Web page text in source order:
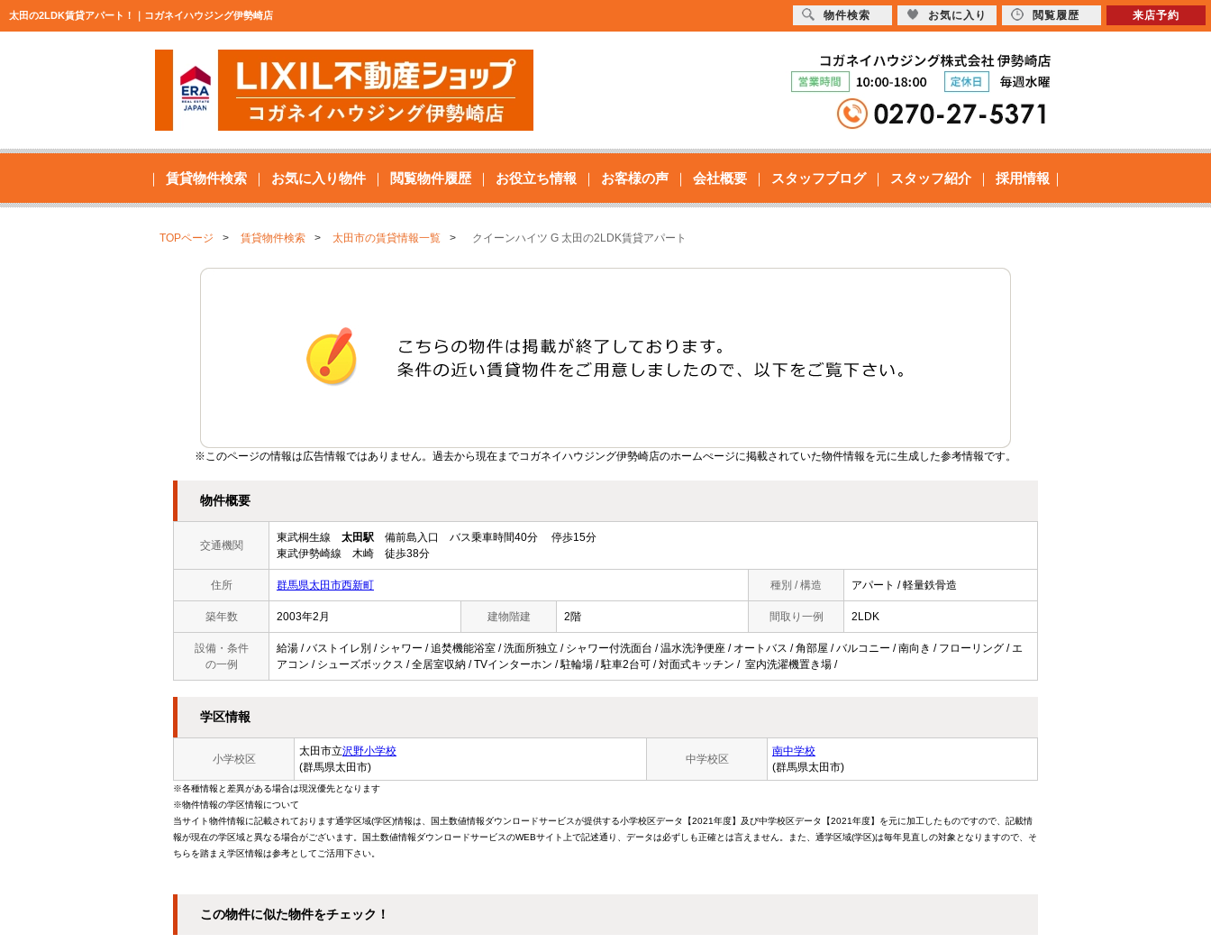
太田の2LDK賃貸アパート！｜コガネイハウジング伊勢崎店
賃貸物件検索 お気に入り物件 閲覧物件履歴 お役立ち情報 お客様の声 会社概要 スタッフブログ スタッフ紹介 採用情報
TOPページ 賃貸物件検索 太田市の賃貸情報一覧 クイーンハイツ G 太田の2LDK賃貸アパート
※このページの情報は広告情報ではありません。過去から現在までコガネイハウジング伊勢崎店のホームぺージに掲載されていた物件情報を元に生成した参考情報です。
物件概要
交通機関
東武桐生線 太田駅 備前島入口 バス乗車時間40分 停歩15分
東武伊勢崎線 木崎 徒歩38分
住所 群馬県太田市西新町 種別 / 構造 アパート / 軽量鉄骨造
築年数 2003年2月 建物階建 2階 間取り一例 2LDK
設備・条件
の一例
給湯 / バストイレ別 / シャワー / 追焚機能浴室 / 洗面所独立 / シャワー付洗面台 / 温水洗浄便座 / オートバス / 角部屋 / バルコニー / 南向き / フローリング / エ
アコン / シューズボックス / 全居室収納 / TVインターホン / 駐輪場 / 駐車2台可 / 対面式キッチン / 室内洗濯機置き場 /
学区情報
小学校区
太田市立沢野小学校
(群馬県太田市)
中学校区
南中学校
(群馬県太田市)
※各種情報と差異がある場合は現況優先となります
※物件情報の学区情報について
当サイト物件情報に記載されております通学区域(学区)情報は、国土数値情報ダウンロードサービスが提供する小学校区データ【2021年度】及び中学校区データ【2021年度】を元に加工したものですので、記載情
報が現在の学区域と異なる場合がございます。国土数値情報ダウンロードサービスのWEBサイト上で記述通り、データは必ずしも正確とは言えません。また、通学区域(学区)は毎年見直しの対象となりますので、そ
ちらを踏まえ学区情報は参考としてご活用下さい。
この物件に似た物件をチェック！
物件検索 お気に入り 閲覧履歴 来店予約